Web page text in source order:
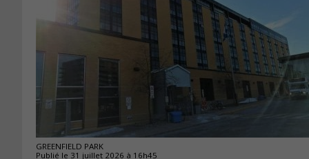
GREENFIELD PARK
Publié le 31 juillet 2026 à 16h45